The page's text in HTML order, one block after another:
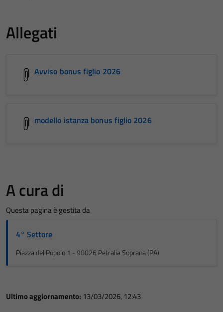
Allegati
Avviso bonus figlio 2026
modello istanza bonus figlio 2026
A cura di
Questa pagina è gestita da
4° Settore
Piazza del Popolo 1 - 90026 Petralia Soprana (PA)
Ultimo aggiornamento: 13/03/2026, 12:43